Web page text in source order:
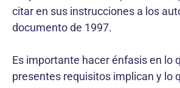
citar en sus instrucciones a los
documento de 1997.
Es importante hacer énfasis en lo
presentes requisitos implican y lo